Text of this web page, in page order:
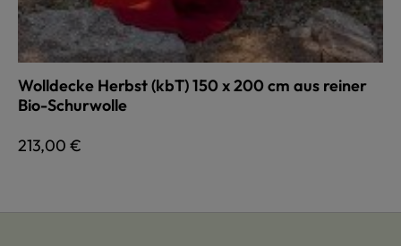
Wolldecke Herbst (kbT) 150 x 200 cm aus reiner
Bio-Schurwolle
Regulärer Preis:
213,00 €